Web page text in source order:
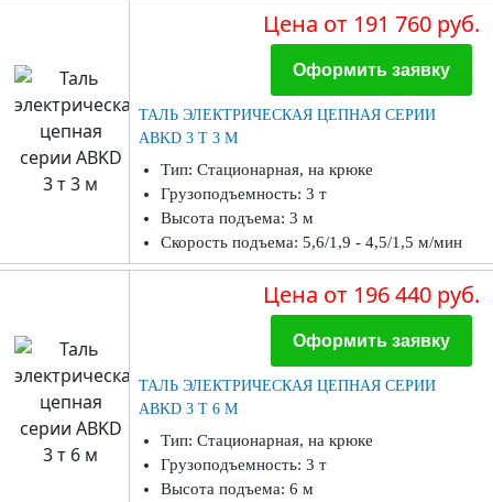
Цена от 191 760 руб.
Оформить заявку
ТАЛЬ ЭЛЕКТРИЧЕСКАЯ ЦЕПНАЯ СЕРИИ
ABKD 3 Т 3 М
Тип: Стационарная, на крюке
Грузоподъемность: 3 т
Высота подъема: 3 м
Скорость подъема: 5,6/1,9 - 4,5/1,5 м/мин
Цена от 196 440 руб.
Оформить заявку
ТАЛЬ ЭЛЕКТРИЧЕСКАЯ ЦЕПНАЯ СЕРИИ
ABKD 3 Т 6 М
Тип: Стационарная, на крюке
Грузоподъемность: 3 т
Высота подъема: 6 м